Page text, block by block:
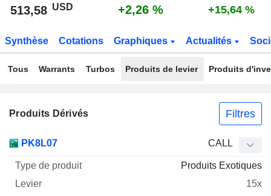
513,58 USD +2,26 % +15,64 %
Synthèse Cotations Graphiques Actualités
Tous Warrants Turbos Produits de levier Produits
Produits Dérivés Filtres
Mnemo Type produit
Cours
PK8L07 CALL
Produits Exotiques
15x